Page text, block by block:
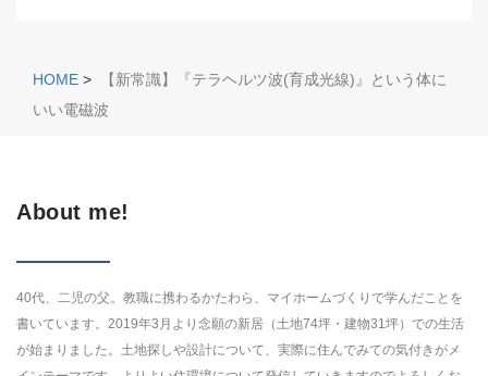
HOME >
【新常識】『テラヘルツ波(育成光線)』という体に
いい電磁波
About me!
40代、二児の父。教職に携わるかたわら、マイホームづくりで学んだことを
書いています。2019年3月より念願の新居（土地74坪・建物31坪）での生活
が始まりました。土地探しや設計について、実際に住んでみての気付きがメ